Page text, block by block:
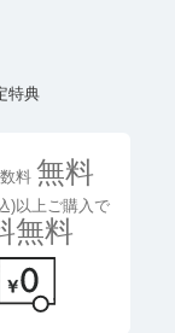
特典
料 無料
)以上ご購入で
無料